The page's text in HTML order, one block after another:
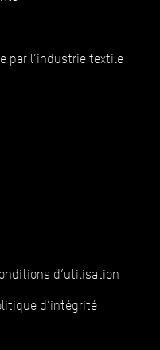
par l’industrie textile
d’utilisation
d’intégrité